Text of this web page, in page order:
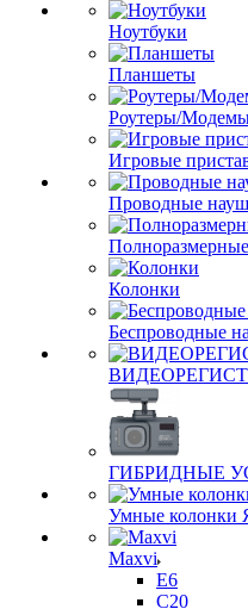
Ноутбуки
Планшеты
Роутеры/
Игровые
Проводные
Колонки
Беспроводные
ГИБРИДНЫЕ
Умные колонки
Maxvi
E6
C20